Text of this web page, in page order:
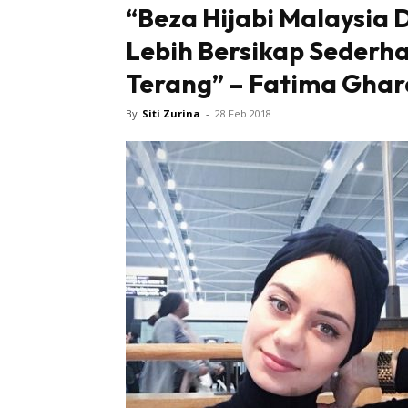
“Beza Hijabi Malaysia
Lebih Bersikap
Terang” – Fatima
By Siti Zurina - 28 Feb 2018